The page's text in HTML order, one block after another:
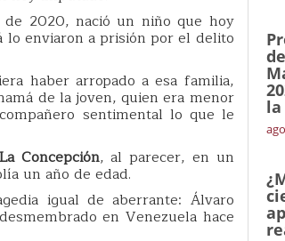
2020, nació un niño que hoy
lo enviaron a prisión por el delito
haber arropado a esa familia,
de la joven, quien era menor
sentimental lo que le
La Concepción, al parecer, en un
un año de edad.
igual de aberrante: Álvaro
en Venezuela hace
la